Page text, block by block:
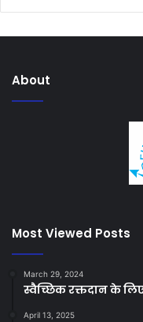
About
Most Viewed Posts
March 29, 2024
स्वैच्छिक रक्तदान के
April 13, 2025